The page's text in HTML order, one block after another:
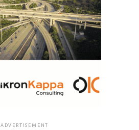
ADVERTISEMENT